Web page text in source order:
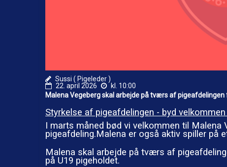
Sussi ( Pigeleder )
22. april 2026
kl. 10:00
Malena Vegeberg skal arbejde på tværs af
Styrkelse af pigeafdelingen - byd
I marts måned bød vi velkommen til Malena
pigeafdeling.Malena er også aktiv spiller på
Malena skal arbejde på tværs af
på U19 pigeholdet.